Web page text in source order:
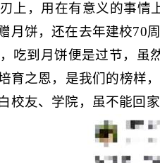
上，用在有意义的事情
月饼，还在去年建校70
吃到月饼便是过节，虽
育之恩，是我们的榜样
校友、学院，虽不能回